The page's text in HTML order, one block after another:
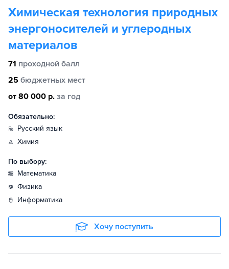
Химическая технология природных
энергоносителей и углеродных
материалов
71 проходной балл
25 бюджетных мест
от 80 000 р. за год
Обязательно:
русский язык
химия
По выбору:
математика
физика
информатика
Хочу поступить